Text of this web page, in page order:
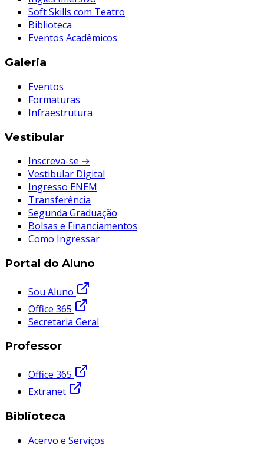
Soft Skills com Teatro
Biblioteca
Eventos Acadêmicos
Galeria
Eventos
Formaturas
Infraestrutura
Vestibular
Inscreva-se →
Vestibular Digital
Ingresso ENEM
Transferência
Segunda Graduação
Bolsas e Financiamentos
Como Ingressar
Portal do Aluno
Sou Aluno
Office 365
Secretaria Geral
Professor
Office 365
Extranet
Biblioteca
Acervo e Serviços